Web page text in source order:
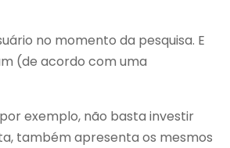
no momento da pesquisa. E
(de acordo com uma
exemplo, não basta investir
também apresenta os mesmos